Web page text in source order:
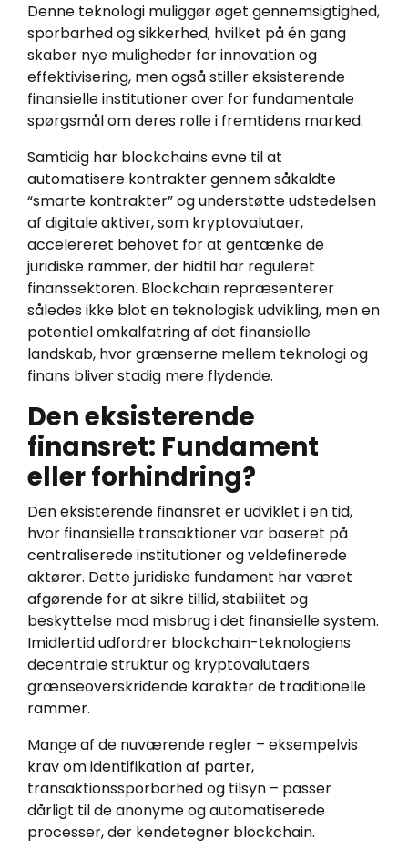
Denne teknologi muliggør øget gennemsigtighed,
sporbarhed og sikkerhed, hvilket på én gang
skaber nye muligheder for innovation og
effektivisering, men også stiller eksisterende
finansielle institutioner over for fundamentale
spørgsmål om deres rolle i fremtidens marked.
Samtidig har blockchains evne til at
automatisere kontrakter gennem såkaldte
“smarte kontrakter” og understøtte udstedelsen
af digitale aktiver, som kryptovalutaer,
accelereret behovet for at gentænke de
juridiske rammer, der hidtil har reguleret
finanssektoren. Blockchain repræsenterer
således ikke blot en teknologisk udvikling, men en
potentiel omkalfatring af det finansielle
landskab, hvor grænserne mellem teknologi og
finans bliver stadig mere flydende.
Den eksisterende
finansret: Fundament
eller forhindring?
Den eksisterende finansret er udviklet i en tid,
hvor finansielle transaktioner var baseret på
centraliserede institutioner og veldefinerede
aktører. Dette juridiske fundament har været
afgørende for at sikre tillid, stabilitet og
beskyttelse mod misbrug i det finansielle system.
Imidlertid udfordrer blockchain-teknologiens
decentrale struktur og kryptovalutaers
grænseoverskridende karakter de traditionelle
rammer.
Mange af de nuværende regler – eksempelvis
krav om identifikation af parter,
transaktionssporbarhed og tilsyn – passer
dårligt til de anonyme og automatiserede
processer, der kendetegner blockchain.